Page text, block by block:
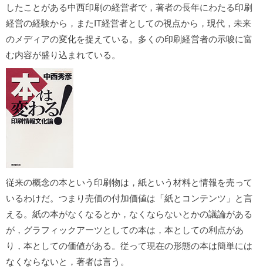
したことがある中西印刷の経営者で，著者の長年にわたる印刷
経営の経験から，またIT経営者としての視点から，現代，未来
のメディアの変化を捉えている。多くの印刷経営者の示唆に富
む内容が盛り込まれている。
従来の概念の本という印刷物は，紙という材料と情報を売って
いるわけだ。つまり売価の付加価値は「紙とコンテンツ」と言
える。紙の本がなくなるとか，なくならないとかの議論がある
が，グラフィックアーツとしての本は，本としての利点があ
り，本としての価値がある。従って現在の形態の本は簡単には
なくならないと，著者は言う。